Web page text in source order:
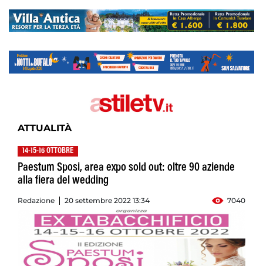
ATTUALITÀ
14-15-16 OTTOBRE
Paestum Sposi, area expo sold out: oltre 90 aziende
alla fiera del wedding
Redazione 20 settembre 2022 13:34 7040